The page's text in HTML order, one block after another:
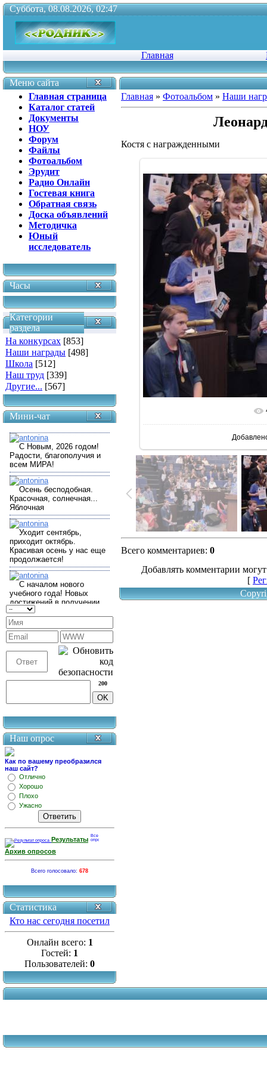
Суббота, 08.08.2026, 02:47
Главная
Меню сайта
Главная страница
Каталог статей
Документы
НОУ
Форум
Файлы
Фотоальбом
Эрудит
Радио Онлайн
Гостевая книга
Обратная связь
Доска объявлений
Методичка
Юный
исследователь
Часы
Категории
раздела
На конкурсах [853]
Наши награды [498]
Школа [512]
Наш труд [339]
Другие... [567]
Мини-чат
200
Наш опрос
Как по вашему преобразился
наш сайт?
Отлично
Хорошо
Плохо
Ужасно
Результаты
Архив опросов
Всего голосовало: 678
Статистика
Кто нас сегодня посетил
Онлайн всего: 1
Гостей: 1
Пользователей: 0
Главная » Фотоальбом » Наши
Костя с награжденными
В
Всего комментариев: 0
Добавлять комментарии
[